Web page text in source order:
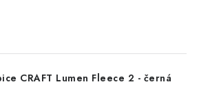
CRAFT Lumen Fleece 2 - černá